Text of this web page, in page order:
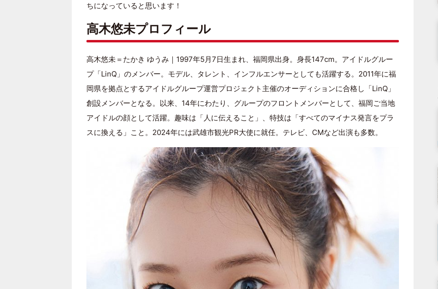
ちになっていると思います！
高木悠未プロフィール
高木悠未＝たかき ゆうみ｜1997年5月7日生まれ、福岡県出身。身長147cm。アイドルグルー
プ「LinQ」のメンバー。モデル、タレント、インフルエンサーとしても活躍する。2011年に福
岡県を拠点とするアイドルグループ運営プロジェクト主催のオーディションに合格し「LinQ」
創設メンバーとなる。以来、14年にわたり、グループのフロントメンバーとして、福岡ご当地
アイドルの顔として活躍。趣味は「人に伝えること」、特技は「すべてのマイナス発言をプラ
スに換える」こと。2024年には武雄市観光PR大使に就任。テレビ、CMなど出演も多数。